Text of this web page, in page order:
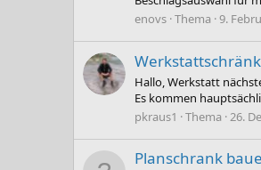
enovs Thema 9.
Hallo, Werkstatt
Es kommen
pkraus1
Thema 26.
Planschrank